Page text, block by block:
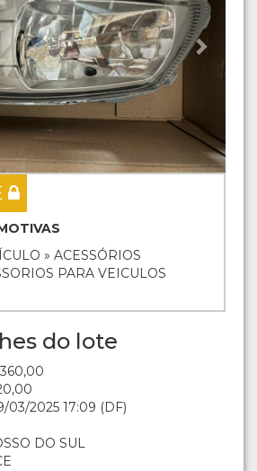
» ACESSÓRIOS
PARA VEICULOS
do lote
03/2025 17:09 (DF)
DO SUL